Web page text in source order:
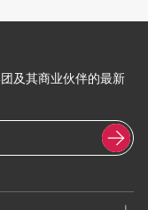
及其商业伙伴的最新